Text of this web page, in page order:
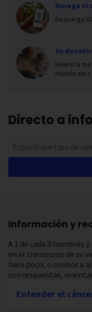
Navega el
Descarga
Su
Honre la
mundo sin
Directo a
Especifique tipo de
Información y
A 1 de cada 3 hombres
en el transcurso de su
hace poco, o conoce a
con respuestas,
Entender el